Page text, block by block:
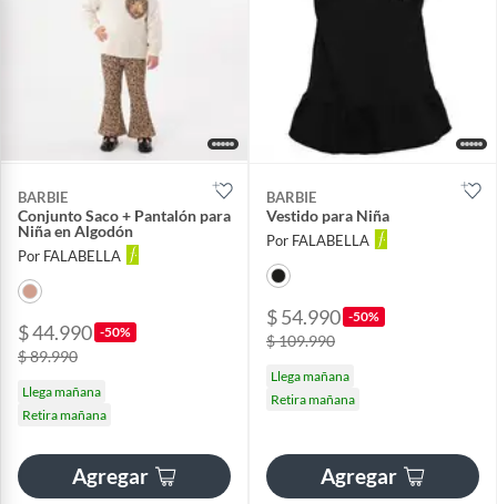
BARBIE
Conjunto Saco + Pantalón para
Niña en Algodón
Por FALABELLA
$ 44.990 -50%
$ 89.990
Llega mañana
Retira mañana
Agregar
BARBIE
Vestido para Niña
Por FALABELLA
$ 54.990 -50%
$ 109.990
Llega mañana
Retira mañana
Agregar